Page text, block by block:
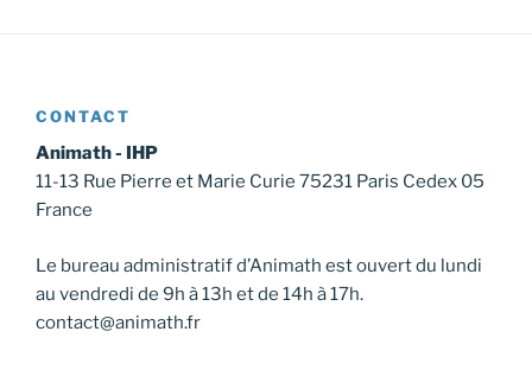
CONTACT
Animath - IHP
11-13 Rue Pierre et Marie Curie 75231 Paris Cedex 05
France
Le bureau administratif d’Animath est ouvert du lundi
au vendredi de 9h à 13h et de 14h à 17h.
contact@animath.fr